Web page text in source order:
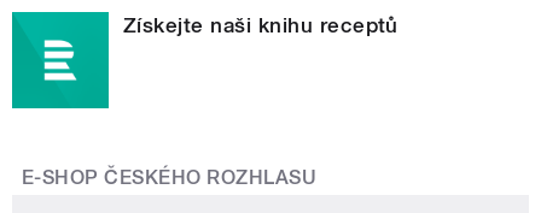
Získejte naši knihu receptů
E-SHOP ČESKÉHO ROZHLASU